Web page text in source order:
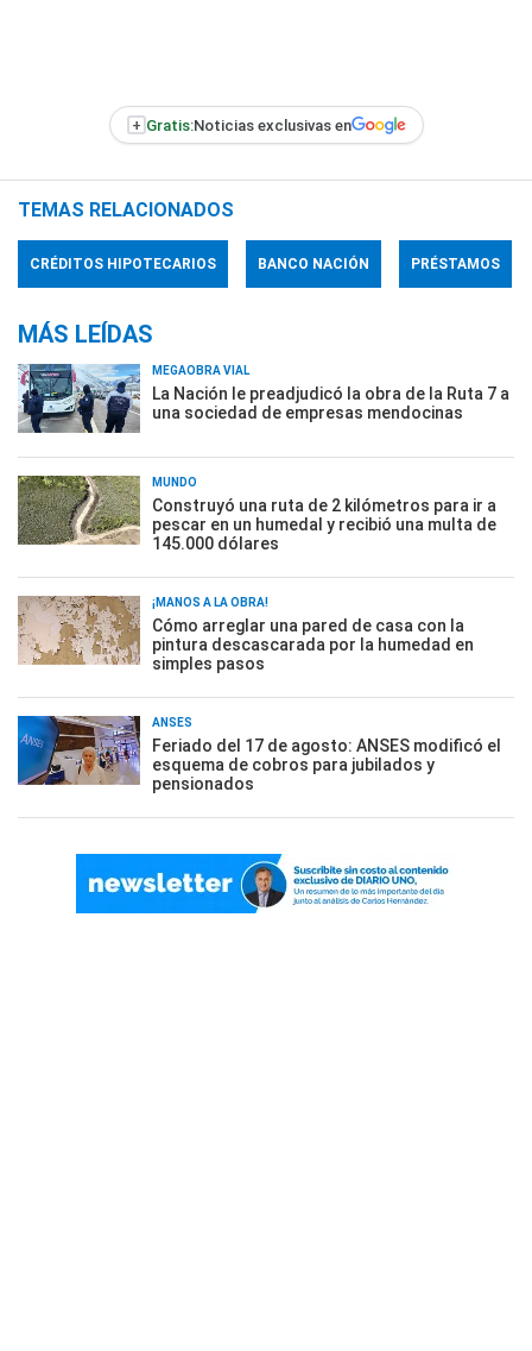
+ Gratis:Noticias exclusivas en
TEMAS RELACIONADOS
CRÉDITOS HIPOTECARIOS BANCO NACIÓN PRÉSTAMOS
MÁS LEÍDAS
MEGAOBRA VIAL
La Nación le preadjudicó la obra de la Ruta 7 a
una sociedad de empresas mendocinas
MUNDO
Construyó una ruta de 2 kilómetros para ir a
pescar en un humedal y recibió una multa de
145.000 dólares
¡MANOS A LA OBRA!
Cómo arreglar una pared de casa con la
pintura descascarada por la humedad en
simples pasos
ANSES
Feriado del 17 de agosto: ANSES modificó el
esquema de cobros para jubilados y
pensionados